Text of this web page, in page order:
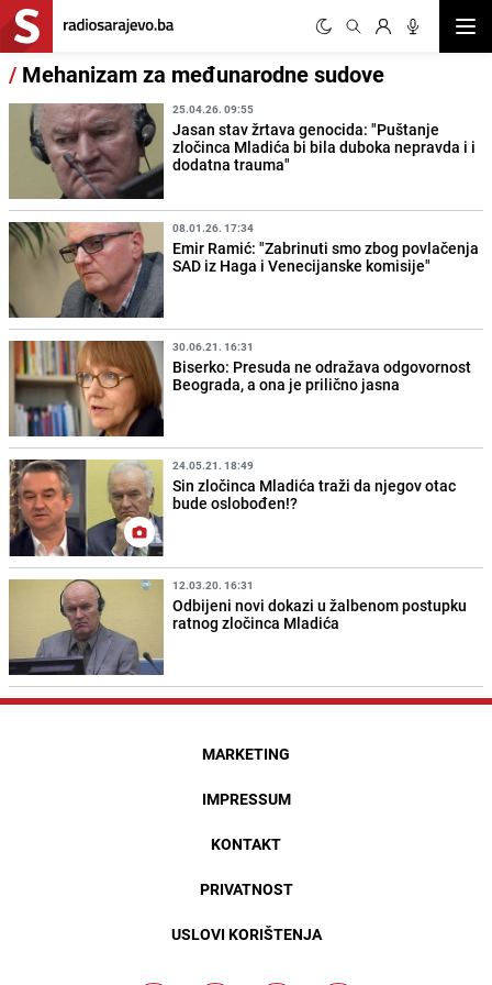
/ Mehanizam za međunarodne sudove
25.04.26. 09:55
Jasan stav žrtava genocida: "Puštanje
zločinca Mladića bi bila duboka nepravda i i
dodatna trauma"
08.01.26. 17:34
Emir Ramić: "Zabrinuti smo zbog povlačenja
SAD iz Haga i Venecijanske komisije"
30.06.21. 16:31
Biserko: Presuda ne odražava odgovornost
Beograda, a ona je prilično jasna
24.05.21. 18:49
Sin zločinca Mladića traži da njegov otac
bude oslobođen!?
12.03.20. 16:31
Odbijeni novi dokazi u žalbenom postupku
ratnog zločinca Mladića
MARKETING
IMPRESSUM
KONTAKT
PRIVATNOST
USLOVI KORIŠTENJA